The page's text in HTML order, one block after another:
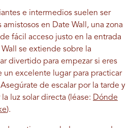
e intermedios suelen ser
en Date Wall, una zona
fácil acceso justo en la entrada
se extiende sobre la
divertido para empezar si eres
un excelente lugar para practicar
de escalar por la tarde y
luz solar directa (léase: Dónde
).